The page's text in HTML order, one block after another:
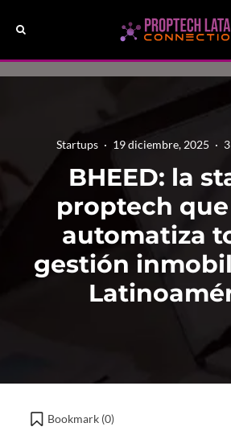
Startups · 19 diciembre, 2025 ·
BHEED: la
proptech
automatiza
gestión
Bookmark (0)